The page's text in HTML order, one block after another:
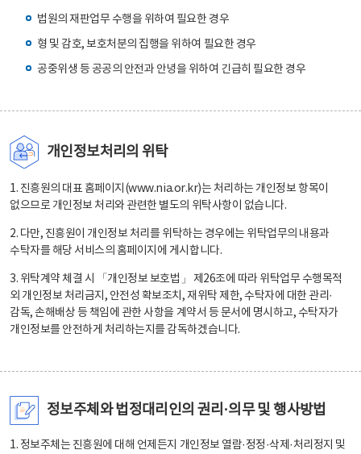
법원의 재판업무 수행을 위하여 필요한 경우
형 및 감호, 보호처분의 집행을 위하여 필요한 경우
공중위생 등 공공의 안전과 안녕을 위하여 긴급히 필요한 경우
개인정보처리의 위탁
1. 진흥원의 대표 홈페이지(www.nia.or.kr)는 처리하는 개인정보 항목이
없으므로 개인정보 처리와 관련한 별도의 위탁사항이 없습니다.
2. 다만, 진흥원이 개인정보 처리를 위탁하는 경우에는 위탁업무의 내용과
수탁자를 해당 서비스의 홈페이지에 게시합니다.
3. 위탁계약 체결 시 「개인정보 보호법」 제26조에 따라 위탁업무 수행목적
외 개인정보 처리금지, 안전성 확보조치, 재위탁 제한, 수탁자에 대한 관리·
감독, 손해배상 등 책임에 관한 사항을 계약서 등 문서에 명시하고, 수탁자가
개인정보를 안전하게 처리하는지를 감독하겠습니다.
정보주체와 법정대리인의 권리·의무 및 행사방법
1. 정보주체는 진흥원에 대해 언제든지 개인정보 열람·정정·삭제·처리정지 및